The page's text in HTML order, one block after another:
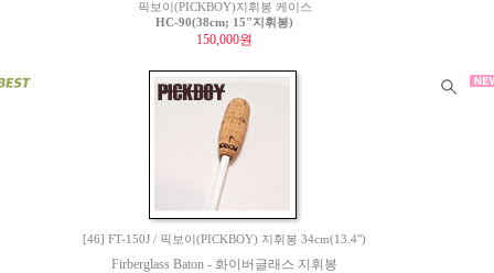
픽보이(PICKBOY)지휘봉 케이스
HC-90(38cm; 15"지휘봉)
150,000원
[46] FT-150J / 픽보이(PICKBOY) 지휘봉 34cm(13.4")
Firberglass Baton - 화이버글래스 지휘봉